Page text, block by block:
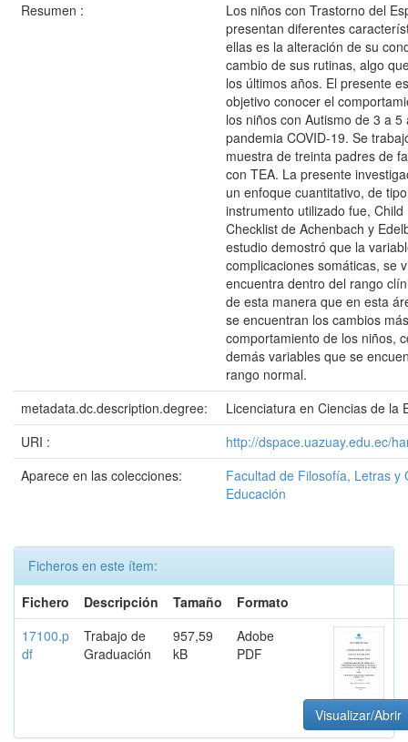
Resumen :
Los niños con Trastorno del
presentan diferentes
ellas es la alteración de su
cambio de sus rutinas, algo
los últimos años. El presente
objetivo conocer el
los niños con Autismo de 3 a
pandemia COVID-19. Se
muestra de treinta padres de
con TEA. La presente
un enfoque cuantitativo, de
instrumento utilizado fue, Child
Checklist de Achenbach y
estudio demostró que la
complicaciones somáticas, se
encuentra dentro del rango
de esta manera que en esta
se encuentran los cambios
comportamiento de los niños,
demás variables que se
rango normal.
metadata.dc.description.degree:
Licenciatura en Ciencias de la
URI :
http://dspace.uazuay.edu.ec/
Aparece en las colecciones:
Facultad de Filosofía, Letras y
Educación
Ficheros en este ítem:
Fichero
Descripción Tamaño
Formato
17100.p
df
Trabajo de
Graduación
957,59
kB
Adobe
PDF
Visualizar/Abrir